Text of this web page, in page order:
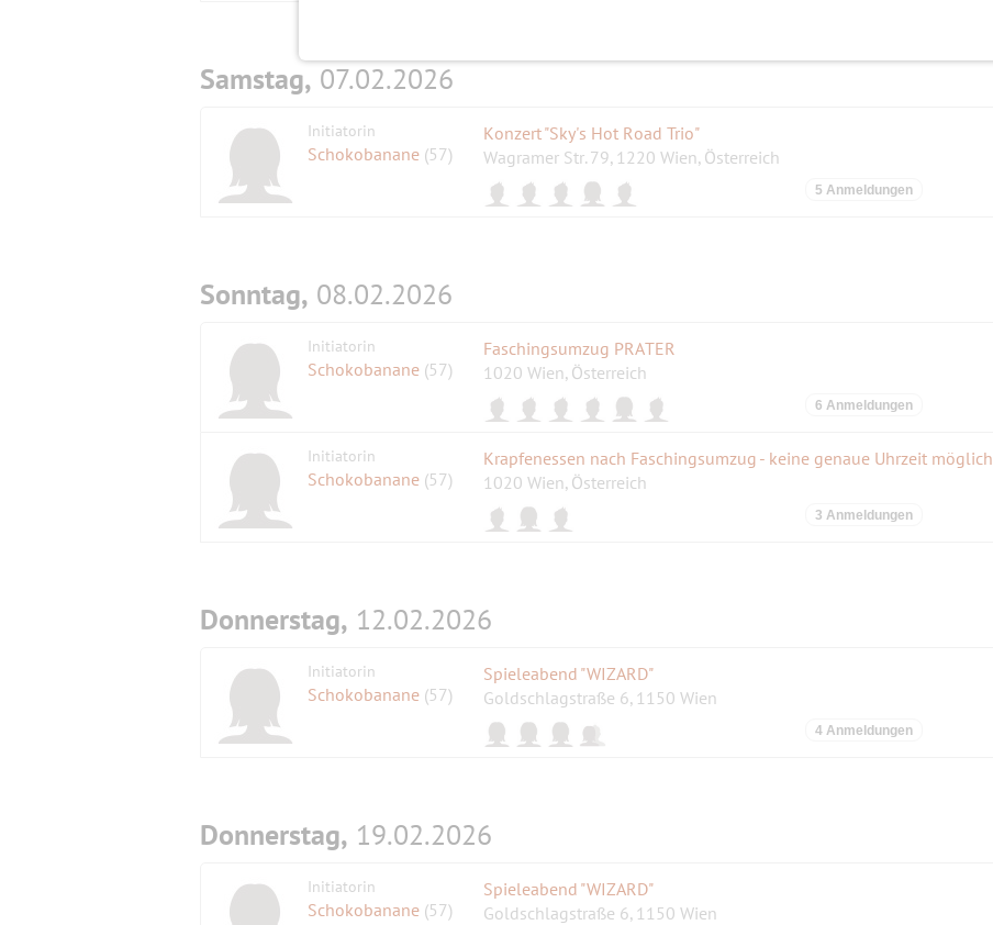
Samstag, 07.02.2026
Initiatorin
Schokobanane (57)
Konzert "Sky's Hot Road Trio"
Wagramer Str. 79, 1220 Wien, Österreich
5 Anmeldungen
Sonntag, 08.02.2026
Initiatorin
Schokobanane (57)
Faschingsumzug PRATER
1020 Wien, Österreich
6 Anmeldungen
Initiatorin
Schokobanane (57)
Krapfenessen nach Faschingsumzug - keine genaue Uhrzeit möglich
1020 Wien, Österreich
3 Anmeldungen
Donnerstag, 12.02.2026
Initiatorin
Schokobanane (57)
Spieleabend "WIZARD"
Goldschlagstraße 6, 1150 Wien
4 Anmeldungen
Donnerstag, 19.02.2026
Initiatorin
Schokobanane (57)
Spieleabend "WIZARD"
Goldschlagstraße 6, 1150 Wien